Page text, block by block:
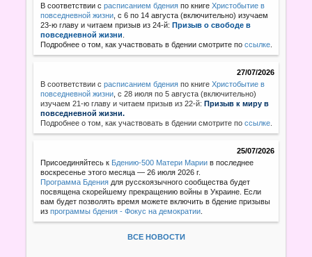
В соответствии срасписанием бдения по книгеХристобытие в
повседневной жизни , с 6 по 14 августа (включительно) изучаем
23-ю главу и читаем призыв из 24-й:Призыв о свободе в
повседневной жизни
Подробнее о том, как участвовать в бдении смотрите поссылке
27/07/2026
В соответствии с расписанием бдения по книгеХристобытие в
повседневной жизни с 28 июля по 5 августа (включительно)
изучаем 21-ю главу и читаем призыв из 22-й:Призыв к миру в
повседневной жизни.
Подробнее о том, как участвовать в бдении смотрите поссылке
25/07/2026
Присоединяйтесь к Бдению-500 Матери Марии в последнее
воскресенье этого месяца — 26 июля 2026 г.
Программа Бдения для русскоязычного сообщества будет
посвящена скорейшему прекращению войны в Украине. Если
вам будет позволять время можете включить в бдение призывы
изпрограммы бдения - Фокус на демократии
ВСЕ НОВОСТИ